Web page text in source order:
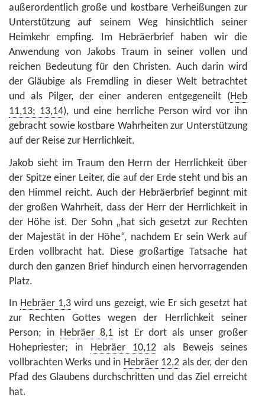
außerordentlich große und kostbare Verheißungen zur
Unterstützung auf seinem Weg hinsichtlich seiner
Heimkehr empfing. Im Hebräerbrief haben wir die
Anwendung von Jakobs Traum in seiner vollen und
reichen Bedeutung für den Christen. Auch darin wird
der Gläubige als Fremdling in dieser Welt betrachtet
und als Pilger, der einer anderen entgegeneilt (Heb
11,13; 13,14), und eine herrliche Person wird vor ihn
gebracht sowie kostbare Wahrheiten zur Unterstützung
auf der Reise zur Herrlichkeit.
Jakob sieht im Traum den Herrn der Herrlichkeit über
der Spitze einer Leiter, die auf der Erde steht und bis an
den Himmel reicht. Auch der Hebräerbrief beginnt mit
der großen Wahrheit, dass der Herr der Herrlichkeit in
der Höhe ist. Der Sohn „hat sich gesetzt zur Rechten
der Majestät in der Höhe“, nachdem Er sein Werk auf
Erden vollbracht hat. Diese großartige Tatsache hat
durch den ganzen Brief hindurch einen hervorragenden
Platz.
In Hebräer 1,3 wird uns gezeigt, wie Er sich gesetzt hat
zur Rechten Gottes wegen der Herrlichkeit seiner
Person; in Hebräer 8,1 ist Er dort als unser großer
Hohepriester; in Hebräer 10,12 als Beweis seines
vollbrachten Werks und in Hebräer 12,2 als der, der den
Pfad des Glaubens durchschritten und das Ziel erreicht
hat.